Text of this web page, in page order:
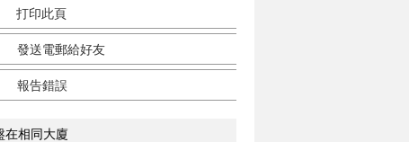
打印此頁
發送電郵給好友
報告錯誤
在相同大廈